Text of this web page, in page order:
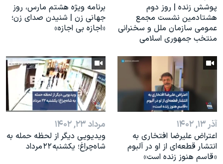
پوشش زنده | روز دوم
هشتادمین نشست مجمع
عمومی سازمان ملل و سخنرانی
منتخب جمهوری اسلامی
برنامه ویژه هشتم مارس، روز
جهانی زن | شنیدن صدای زن؛
«اجازه بی اجازه»
آذر ۱۳, ۱۴۰۲
اعتراض علیرضا افتخاری به
انتشار قطعه‌ای از او در آلبوم
«قاسم هنوز زنده است»
مرداد ۲۳, ۱۴۰۲
ویدیویی دیگر از لحظه حمله به
شاه‌چراغ؛ یکشنبه ۲۲ مرداد